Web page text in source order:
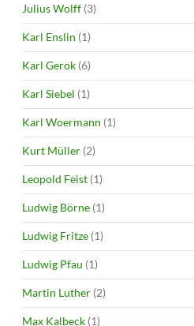
Julius Wolff (3)
Karl Enslin (1)
Karl Gerok (6)
Karl Siebel (1)
Karl Woermann (1)
Kurt Müller (2)
Leopold Feist (1)
Ludwig Börne (1)
Ludwig Fritze (1)
Ludwig Pfau (1)
Martin Luther (2)
Max Kalbeck (1)